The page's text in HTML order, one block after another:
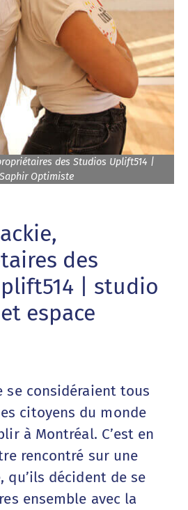
des Studios Uplift514 |
Optimiste
des
| studio
espace
se considéraient tous
citoyens du monde
à Montréal. C’est en
rencontré sur une
qu’ils décident de se
ensemble avec la